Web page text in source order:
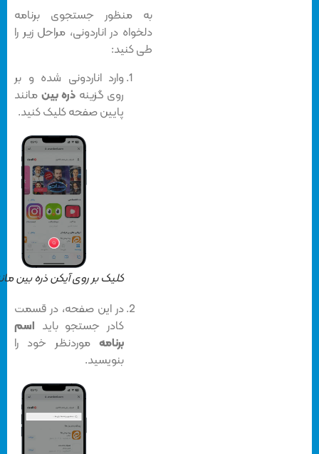
به منظور جستجوی برنامه
دلخواه در اناردونی، مراحل زیر را
طی کنید:
وارد اناردونی شده و بر
روی گزینهذره بینمانند
پایین صفحه کلیک کنید.
کلیک بر روی آیکن ذره بین مانند
در این صفحه، در قسمت
کادر جستجو بایداسم
برنامهموردنظر خود را
بنویسید.